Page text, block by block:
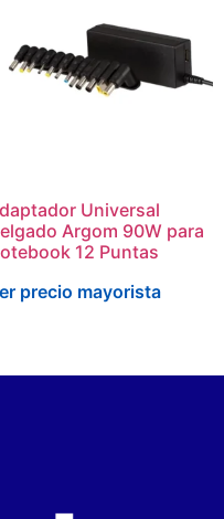
Universal
Argom 90W para
12 Puntas
precio mayorista